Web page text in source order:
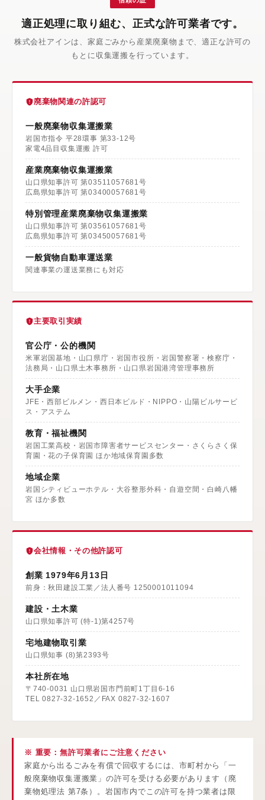
適正処理に取り組む、正式な許可業者です。
株式会社アインは、家庭ごみから産業廃棄物まで、適正な許可の
もとに収集運搬を行っています。
廃棄物関連の許認可
一般廃棄物収集運搬業
岩国市指令 平28環事 第33-12号
家電4品目収集運搬 許可
産業廃棄物収集運搬業
山口県知事許可 第03511057681号
広島県知事許可 第03400057681号
特別管理産業廃棄物収集運搬業
山口県知事許可 第03561057681号
広島県知事許可 第03450057681号
一般貨物自動車運送業
関連事業の運送業務にも対応
主要取引実績
官公庁・公的機関
米軍岩国基地・山口県庁・岩国市役所・岩国警察署・検察庁・
法務局・山口県土木事務所・山口県岩国港湾管理事務所
大手企業
JFE・西部ビルメン・西日本ビルド・NIPPO・山陽ビルサービ
ス・アステム
教育・福祉機関
岩国工業高校・岩国市障害者サービスセンター・さくらさく保
育園・花の子保育園 ほか地域保育園多数
地域企業
岩国シティビューホテル・大谷整形外科・自遊空間・白崎八幡
宮 ほか多数
会社情報・その他許認可
創業 1979年6月13日
前身：秋田建設工業／法人番号 1250001011094
建設・土木業
山口県知事許可 (特-1)第4257号
宅地建物取引業
山口県知事 (8)第2393号
本社所在地
〒740-0031 山口県岩国市門前町1丁目6-16
TEL 0827-32-1652／FAX 0827-32-1607
※ 重要：無許可業者にご注意ください
家庭から出るごみを有償で回収するには、市町村から「一
般廃棄物収集運搬業」の許可を受ける必要があります（廃
棄物処理法 第7条）。岩国市内でこの許可を持つ業者は限